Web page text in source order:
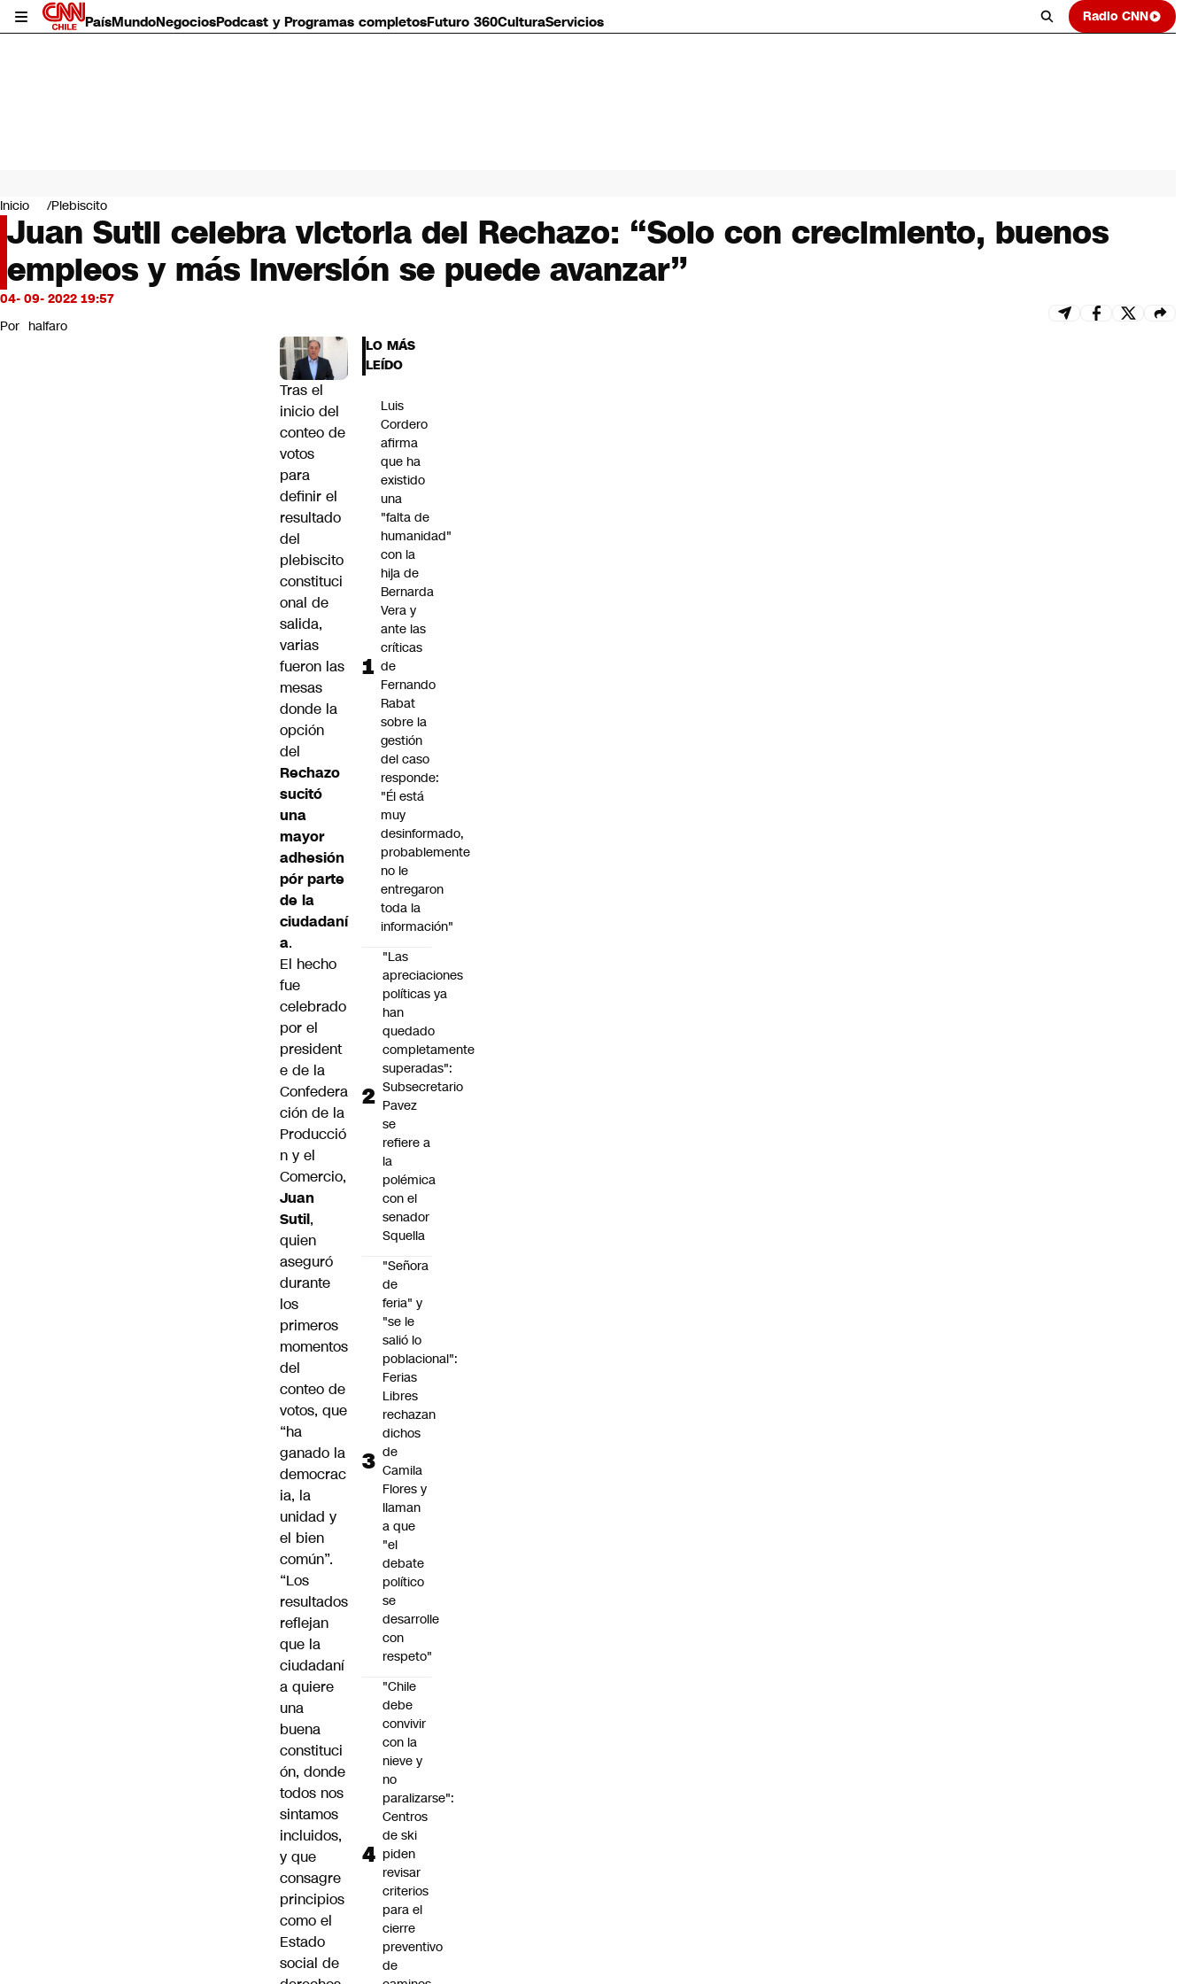
PaísMundoNegociosPodcast y Programas completosFuturo 360CulturaServicios Radio CNN
Mundo
Negocios
Deportes
Programas completos
Cultura
Servicios
Bits
CNN Data
Inicio Plebiscito
Juan Sutil celebra victoria del Rechazo: “Solo con crecimiento, buenos
empleos y más inversión se puede avanzar”
04- 09- 2022 19:57
Por halfaro
Tras el
inicio del
conteo de
votos
para
definir el
resultado
del
plebiscito
constituci
onal de
salida,
varias
fueron las
mesas
donde la
opción
del
Rechazo
sucitó
una
mayor
adhesión
pór parte
de la
ciudadaní
a.
El hecho
fue
celebrado
por el
president
e de la
Confedera
ción de la
Producció
n y el
Comercio,
Juan
Sutil,
quien
aseguró
durante
los
primeros
momentos
del
conteo de
votos, que
“ha
ganado la
democrac
ia, la
unidad y
el bien
común”.
“Los
resultados
reflejan
que la
ciudadaní
a quiere
una
buena
constituci
ón, donde
todos nos
sintamos
incluidos,
y que
consagre
principios
como el
Estado
social de
LO MÁS
LEÍDO
Luis
Cordero
afirma
que ha
existido
una
"falta de
humanidad"
con la
hija de
Bernarda
Vera y
ante las
críticas
de
Fernando
Rabat
sobre la
gestión
del caso
responde:
"Él está
muy
desinformado,
probablemente
no le
entregaron
toda la
información"
"Las
apreciaciones
políticas ya
han
quedado
completamente
superadas":
Subsecretario
Pavez
se
refiere a
la
polémica
con el
senador
Squella
"Señora
de
feria" y
"se le
salió lo
poblacional":
Ferias
Libres
rechazan
dichos
de
Camila
Flores y
llaman
a que
"el
debate
político
se
desarrolle
con
respeto"
"Chile
debe
convivir
con la
nieve y
no
paralizarse":
Centros
de ski
piden
revisar
criterios
para el
cierre
preventivo
de